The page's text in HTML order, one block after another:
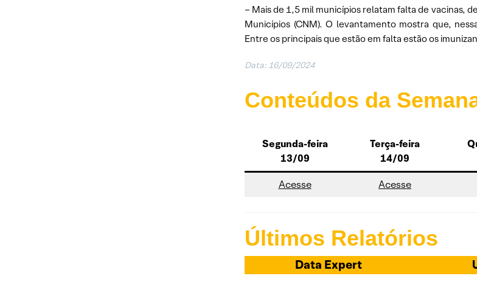
– Mais de 1,5 mil municípios relatam falta de vacinas,
Municípios (CNM). O levantamento mostra que,
Entre os principais que estão em falta estão os
Data: 16/09/2024
Conteúdos da
Segunda-feira
13/09
Terça-feira
14/09
Acesse Acesse
Últimos Relatórios
Data Expert